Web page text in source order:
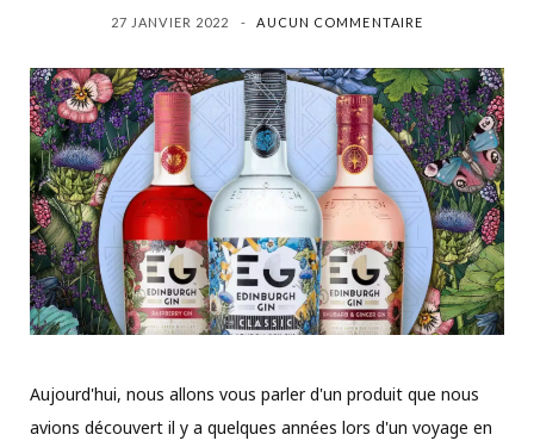
27 JANVIER 2022 AUCUN COMMENTAIRE
Aujourd'hui, nous allons vous parler d'un produit que nous
avions découvert il y a quelques années lors d'un voyage en